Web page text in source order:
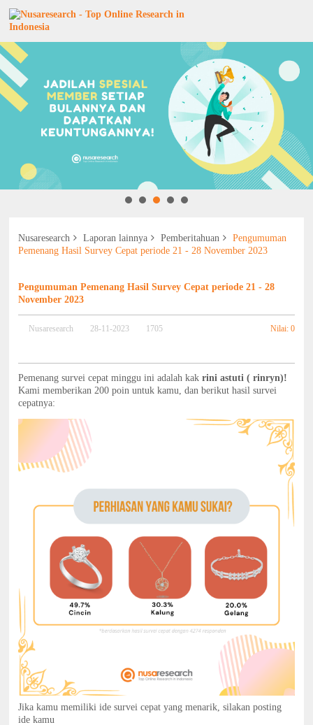
Nusaresearch Laporan lainnya Pemberitahuan
Pengumuman
Pemenang Hasil Survey Cepat periode 21 - 28 November 2023
Pengumuman Pemenang Hasil Survey Cepat periode 21 - 28
November 2023
Nusaresearch 28-11-2023 1705 Nilai: 0
Pemenang survei cepat minggu ini adalah kak rini astuti ( rinryn)!
Kami memberikan 200 poin untuk kamu, dan berikut hasil survei
cepatnya:
Jika kamu memiliki ide survei cepat yang menarik, silakan posting
ide kamu